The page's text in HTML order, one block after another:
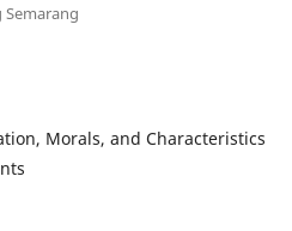
Morals, and Characteristics